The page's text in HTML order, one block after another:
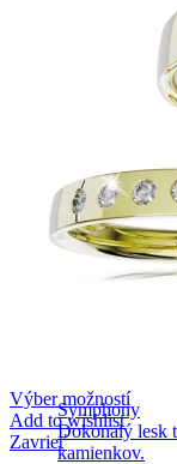
Symphony
Dokonalý lesk
kamienkov.
Výber možností
Add to wishlist
Zavrieť